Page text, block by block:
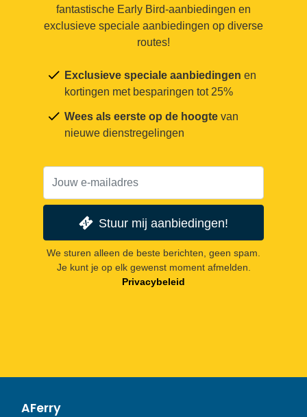
fantastische Early Bird-aanbiedingen en
exclusieve speciale aanbiedingen op diverse
routes!
Exclusieve speciale aanbiedingen en
kortingen met besparingen tot 25%
Wees als eerste op de hoogte van
nieuwe dienstregelingen
Stuur mij aanbiedingen!
We sturen alleen de beste berichten, geen spam.
Je kunt je op elk gewenst moment afmelden.
Privacybeleid
AFerry